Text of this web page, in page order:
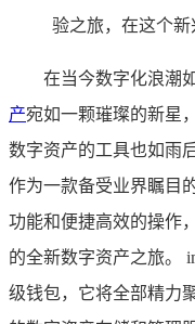
验之旅，在这个新
在当今数字化浪潮
产宛如一颗璀璨的新星
数字资产的工具也如雨
作为一款备受业界瞩目
功能和便捷高效的操作
的全新数字资产之旅。
级钱包，它将全部精力